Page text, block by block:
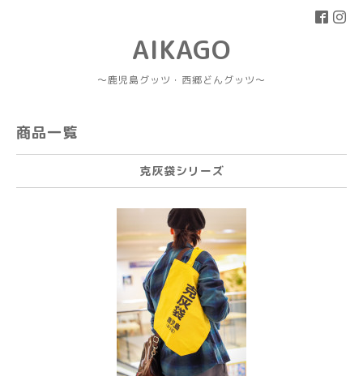
AIKAGO
～鹿児島グッツ・西郷どんグッツ～
商品一覧
克灰袋シリーズ